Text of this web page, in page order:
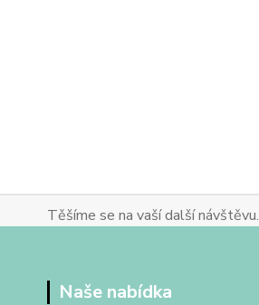
Těšíme se na vaší další návštěvu.
Naše nabídka